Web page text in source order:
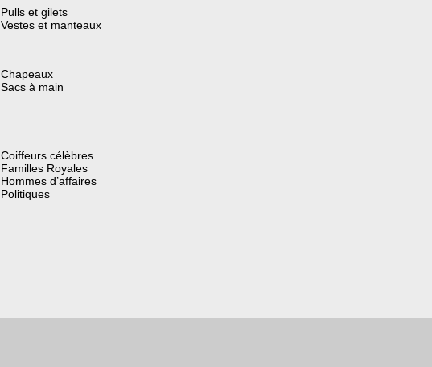
Pulls et gilets
Vestes et manteaux
Chapeaux
Sacs à main
Coiffeurs célèbres
Familles Royales
Hommes d’affaires
Politiques